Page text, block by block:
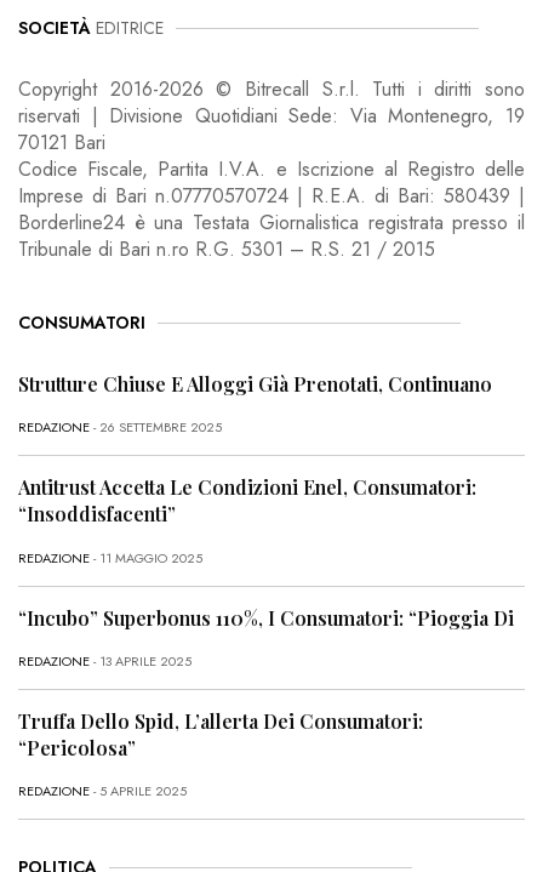
SOCIETÀ EDITRICE
Copyright 2016-2026 © Bitrecall S.r.l. Tutti i diritti sono
riservati | Divisione Quotidiani Sede: Via Montenegro, 19
70121 Bari
Codice Fiscale, Partita I.V.A. e Iscrizione al Registro delle
Imprese di Bari n.07770570724 | R.E.A. di Bari: 580439 |
Borderline24 è una Testata Giornalistica registrata presso il
Tribunale di Bari n.ro R.G. 5301 – R.S. 21 / 2015
CONSUMATORI
Strutture Chiuse E Alloggi Già Prenotati, Continuano
REDAZIONE- 26 SETTEMBRE 2025
Antitrust Accetta Le Condizioni Enel, Consumatori:
“Insoddisfacenti”
REDAZIONE- 11 MAGGIO 2025
“Incubo” Superbonus 110%, I Consumatori: “Pioggia Di
REDAZIONE- 13 APRILE 2025
Truffa Dello Spid, L’allerta Dei Consumatori:
“Pericolosa”
REDAZIONE- 5 APRILE 2025